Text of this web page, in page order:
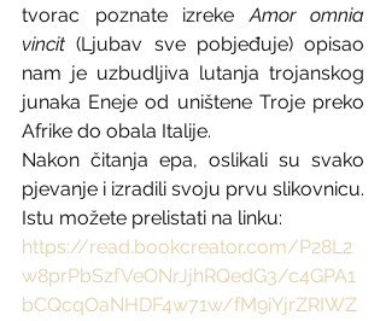
tvorac poznate izreke Amor omnia
vincit (Ljubav sve pobjeđuje) opisao
nam je uzbudljiva lutanja trojanskog
junaka Eneje od uništene Troje preko
Afrike do obala Italije.
Nakon čitanja epa, oslikali su svako
pjevanje i izradili svoju prvu slikovnicu.
Istu možete prelistati na linku:
https://read.bookcreator.com/P28L2
w8prPbSzfVeONrJjhRQedG3/c4GPA1
bCQcqOaNHDF4w71w/fM9iYjrZRIWZ